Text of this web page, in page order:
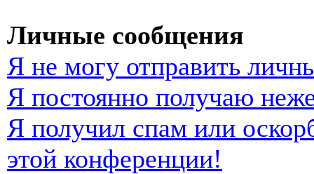
Личные сообщения
Я не могу отправить
Я постоянно получаю
Я получил спам или
этой конференции!